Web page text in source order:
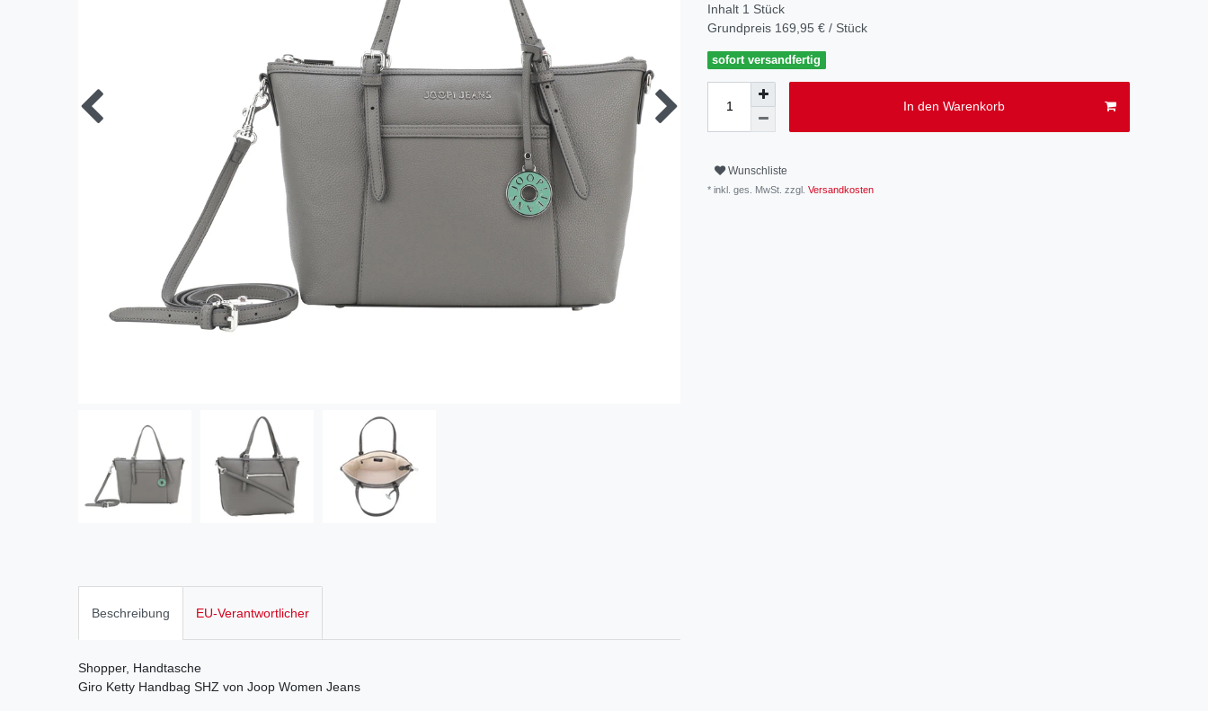
Inhalt 1 Stück
Grundpreis 169,95 € / Stück
sofort versandfertig
In den Warenkorb
Wunschliste
* inkl. ges. MwSt. zzgl. Versandkosten
Beschreibung EU-Verantwortlicher
Shopper, Handtasche
Giro Ketty Handbag SHZ von Joop Women Jeans